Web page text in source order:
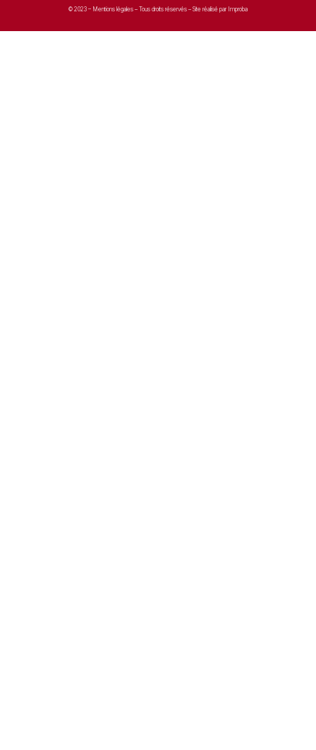
© 2023 – Mentions légales – Tous droits réservés – Site réalisé par Improba